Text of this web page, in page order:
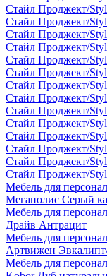
Стайл Проджект/
Стайл Проджект/
Стайл Проджект/
Стайл Проджект/
Стайл Проджект/
Стайл Проджект/
Стайл Проджект/
Стайл Проджект/
Стайл Проджект/
Стайл Проджект/
Стайл Проджект/
Стайл Проджект/
Стайл Проджект/
Стайл Проджект/
Мебель для
Мегаполис Серый
Мебель для
Драйв Антрацит
Мебель для
Артвижен
Мебель для